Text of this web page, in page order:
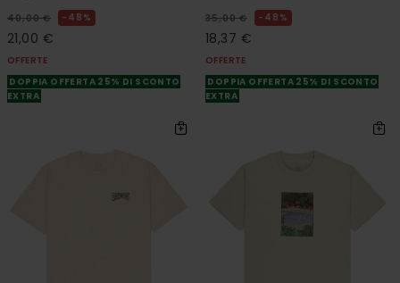
40,00 € 48%
21,00 €
OFFERTE
DOPPIA OFFERTA 25% DI SCONTO
EXTRA
35,00 € 48%
18,37 €
OFFERTE
DOPPIA OFFERTA 25% DI SCONTO
EXTRA